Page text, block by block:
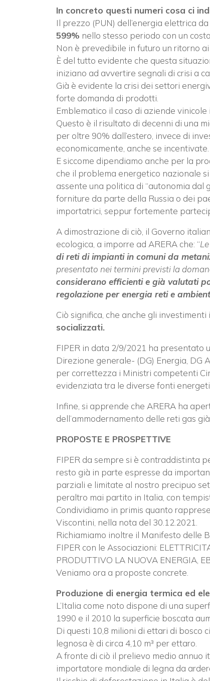
In concreto questi numeri cosa ci
Il prezzo (PUN) dell’energia elettrica
599% nello stesso periodo con un
Non è prevedibile in futuro un ritorno
È del tutto evidente che questa
iniziano ad avvertire segnali di crisi a
Già è evidente la crisi dei settori
forte domanda di prodotti.
Emblematico il caso di aziende
Questo è il risultato di decenni di una
per oltre 90% dall’estero, invece di
economicamente, anche se incentivate.
E siccome dipendiamo anche per la
che il problema energetico nazionale
assente una politica di “autonomia
forniture da parte della Russia o dei
importatrici, seppur fortemente
A dimostrazione di ciò, il Governo
ecologica, a imporre ad ARERA che: “
di reti di impianti in comuni da
presentato nei termini previsti la
considerano efficienti e già valutati
regolazione per energia reti e
Ciò significa, che anche gli
socializzati.
FIPER in data 2/9/2021 ha presentato
Direzione generale- (DG) Energia, DG
per correttezza i Ministri competenti
evidenziata tra le diverse fonti
Infine, si apprende che ARERA ha
dell’ammodernamento delle reti gas
PROPOSTE E PROSPETTIVE
FIPER da sempre si è contraddistinta
resto già in parte espresse da
parziali e limitate al nostro precipuo
peraltro mai partito in Italia, con
Condividiamo in primis quanto
Viscontini, nella nota del 30.12.2021.
Richiamiamo inoltre il Manifesto delle
FIPER con le Associazioni:
PRODUTTIVO LA NUOVA ENERGIA,
Veniamo ora a proposte concrete.
Produzione di energia termica ed
L’Italia come noto dispone di una
1990 e il 2010 la superficie boscata
Di questi 10,8 milioni di ettari di bosco
legnosa è di circa 4,10 m³ per ettaro.
A fronte di ciò il prelievo medio annuo
importatore mondiale di legna da